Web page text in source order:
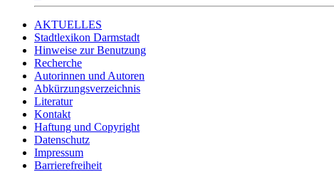
AKTUELLES
Stadtlexikon Darmstadt
Hinweise zur Benutzung
Recherche
Autorinnen und Autoren
Abkürzungsverzeichnis
Literatur
Kontakt
Haftung und Copyright
Datenschutz
Impressum
Barrierefreiheit